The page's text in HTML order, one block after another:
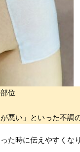
位
悪い」といった不調
た時に伝えやすくなり